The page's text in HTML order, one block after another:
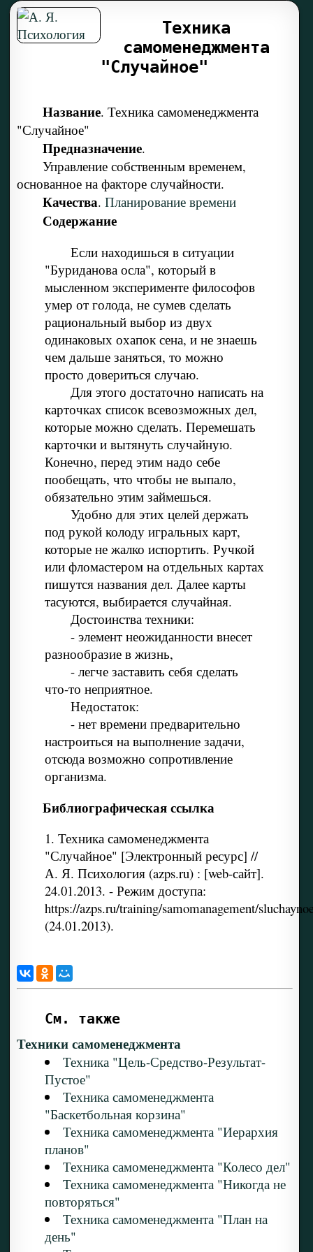
Техника
самоменеджмента
"Случайное"
Название. Техника самоменеджмента
"Случайное"
Предназначение.
Управление собственным временем,
основанное на факторе случайности.
Качества. Планирование времени
Содержание
Если находишься в ситуации
"Буриданова осла", который в
мысленном эксперименте философов
умер от голода, не сумев сделать
рациональный выбор из двух
одинаковых охапок сена, и не знаешь
чем дальше заняться, то можно
просто довериться случаю.
Для этого достаточно написать на
карточках список всевозможных дел,
которые можно сделать. Перемешать
карточки и вытянуть случайную.
Конечно, перед этим надо себе
пообещать, что чтобы не выпало,
обязательно этим займешься.
Удобно для этих целей держать
под рукой колоду игральных карт,
которые не жалко испортить. Ручкой
или фломастером на отдельных картах
пишутся названия дел. Далее карты
тасуются, выбирается случайная.
Достоинства техники:
- элемент неожиданности внесет
разнообразие в жизнь,
- легче заставить себя сделать
что-то неприятное.
Недостаток:
- нет времени предварительно
настроиться на выполнение задачи,
отсюда возможно сопротивление
организма.
Библиографическая ссылка
1. Техника самоменеджмента
"Случайное" [Электронный ресурс] //
А. Я. Психология (azps.ru) : [web-сайт].
24.01.2013. - Режим доступа:
https://azps.ru/training/samomanagement/
(24.01.2013).
См. также
Техники самоменеджмента
Техника "Цель-Средство-Результат-
Пустое"
Техника самоменеджмента
"Баскетбольная корзина"
Техника самоменеджмента "Иерархия
планов"
Техника самоменеджмента "Колесо дел"
Техника самоменеджмента "Никогда не
повторяться"
Техника самоменеджмента "План на
день"